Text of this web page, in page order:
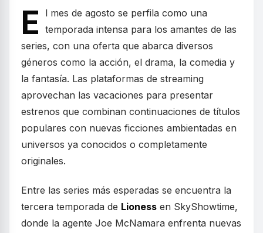
E
l mes de agosto se perfila como una
temporada intensa para los amantes de las
series, con una oferta que abarca diversos
géneros como la acción, el drama, la comedia y
la fantasía. Las plataformas de streaming
aprovechan las vacaciones para presentar
estrenos que combinan continuaciones de títulos
populares con nuevas ficciones ambientadas en
universos ya conocidos o completamente
originales.
Entre las series más esperadas se encuentra la
tercera temporada de Lioness en SkyShowtime,
donde la agente Joe McNamara enfrenta nuevas